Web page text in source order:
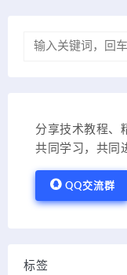
分享技术教程、
共同学习，共同
QQ交流群
标签